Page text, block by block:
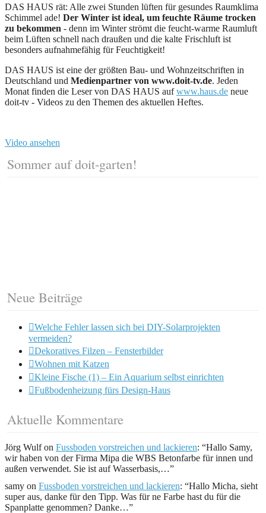
DAS HAUS rät: Alle zwei Stunden lüften für gesundes Raumklima
Schimmel ade! Der Winter ist ideal, um feuchte Räume trocken
zu bekommen - denn im Winter strömt die feucht-warme Raumluft
beim Lüften schnell nach draußen und die kalte Frischluft ist
besonders aufnahmefähig für Feuchtigkeit!
DAS HAUS ist eine der größten Bau- und Wohnzeitschriften in
Deutschland und Medienpartner von www.doit-tv.de. Jeden
Monat finden die Leser von DAS HAUS aufwww.haus.de neue
doit-tv - Videos zu den Themen des aktuellen Heftes.
Video ansehen
Sommer auf doit-garten!
Neue Beiträge
Welche Fehler lassen sich bei DIY-Solarprojekten
vermeiden?
Dekoratives Filzen – Fensterbilder
Wohnen mit Katzen
Kleine Fische (1) – Ein Aquarium selbst einrichten
Fußbodenheizung fürs Design-Haus
Aktuelle Kommentare
Jörg Wulfon Fussboden vorstreichen und lackieren: “Hallo Samy,
wir haben von der Firma Mipa die WBS Betonfarbe für innen und
außen verwendet. Sie ist auf Wasserbasis,…”
samy on Fussboden vorstreichen und lackieren: “Hallo Micha, sieht
super aus, danke für den Tipp. Was für ne Farbe hast du für die
Spanplatte genommen? Danke…”